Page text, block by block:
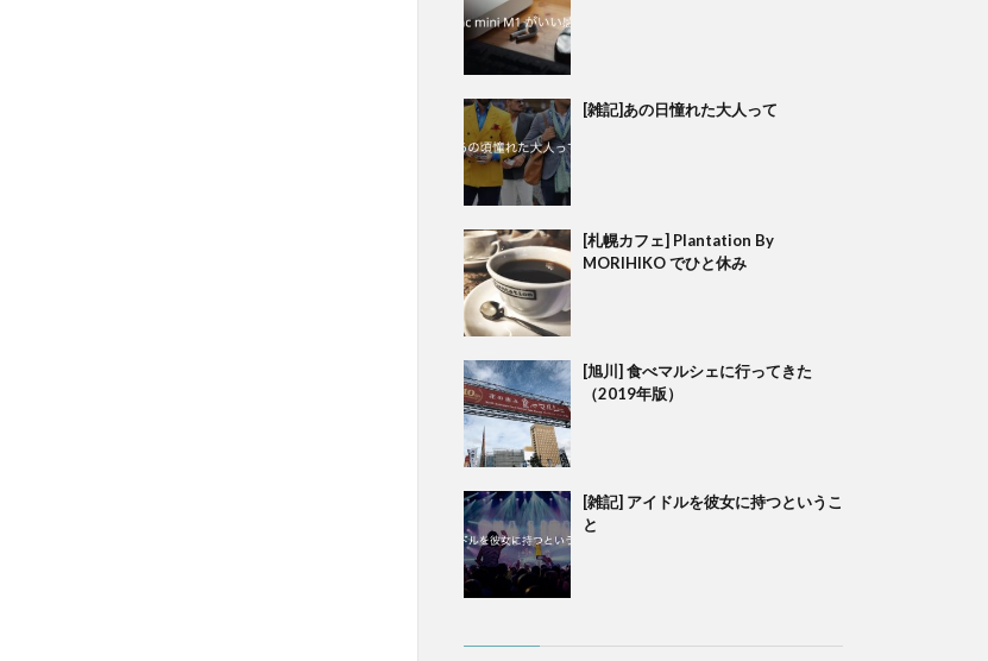
[雑記]あの日憧れた大人って
[札幌カフェ] Plantation By
MORIHIKO でひと休み
[旭川] 食べマルシェに行ってきた
（2019年版）
[雑記] アイドルを彼女に持つというこ
と